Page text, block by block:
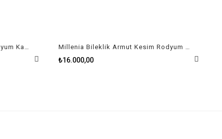
Twist Rows Bileklik Beyaz Rodyum Kaplama Size S
₺16.000,00